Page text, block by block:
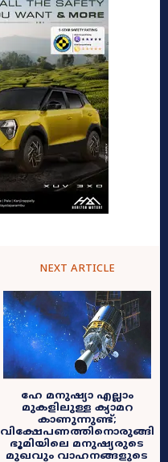
NEXT ARTICLE
ഹേ മനുഷ്യാ എല്ലാം
മുകളിലുള്ള ക്യാമറ
കാണുന്നുണ്ട്;
വിക്ഷേപണത്തിനൊരുങ്ങി
ഭൂമിയിലെ മനുഷ്യരുടെ
മുഖവും വാഹനങ്ങളുടെ